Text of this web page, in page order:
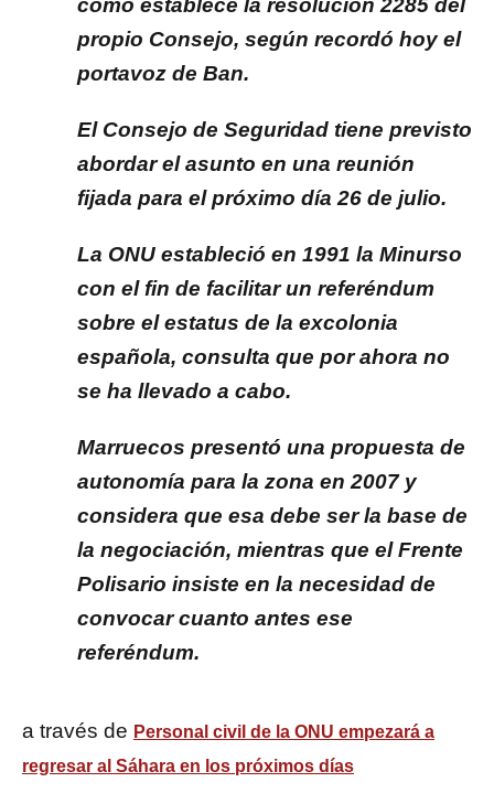
como establece la resolución 2285 del
propio Consejo, según recordó hoy el
portavoz de Ban.
El Consejo de Seguridad tiene previsto
abordar el asunto en una reunión
fijada para el próximo día 26 de julio.
La ONU estableció en 1991 la Minurso
con el fin de facilitar un referéndum
sobre el estatus de la excolonia
española, consulta que por ahora no
se ha llevado a cabo.
Marruecos presentó una propuesta de
autonomía para la zona en 2007 y
considera que esa debe ser la base de
la negociación, mientras que el Frente
Polisario insiste en la necesidad de
convocar cuanto antes ese
referéndum.
a través de Personal civil de la ONU empezará a
regresar al Sáhara en los próximos días